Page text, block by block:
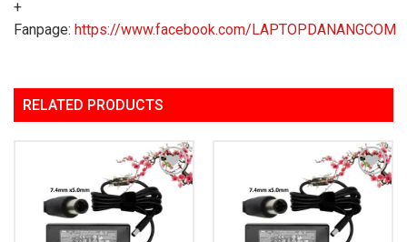
+
Fanpage: https://www.facebook.com/LAPTOPDANANGCOM
RELATED PRODUCTS
Add to
Wishlist
Add to
Wishlist